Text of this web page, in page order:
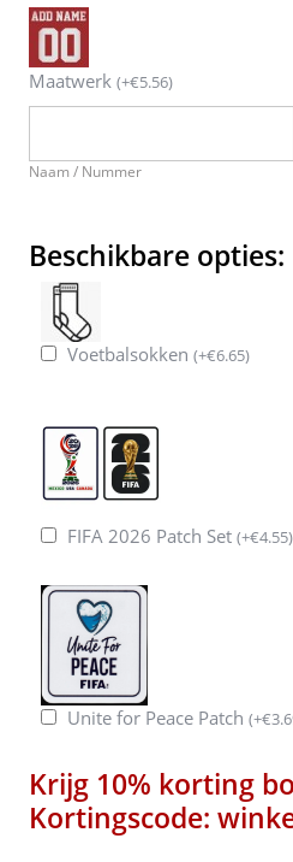
Maatwerk (+€5.56)
Naam / Nummer
Beschikbare opties:
Voetbalsokken (+€6.65)
FIFA 2026 Patch Set (+€4.55)
Unite for Peace Patch (+€
Krijg 10% korting
Kortingscode: